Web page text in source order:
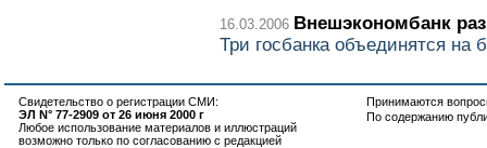
16.03.2006 Внешэкономбанк
Три госбанка объединятся на
Свидетельство о регистрации СМИ:
ЭЛ N° 77-2909 от 26 июня 2000 г
Любое использование материалов и иллюстраций
возможно только по согласованию с редакцией
Принимаются
По содержанию